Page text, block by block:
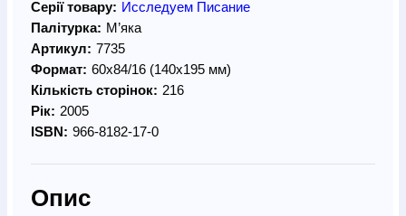
Серії товару: Исследуем Писание
Палітурка: М’яка
Артикул: 7735
Формат: 60х84/16 (140х195 мм)
Кількість сторінок: 216
Рік: 2005
ISBN: 966-8182-17-0
Опис